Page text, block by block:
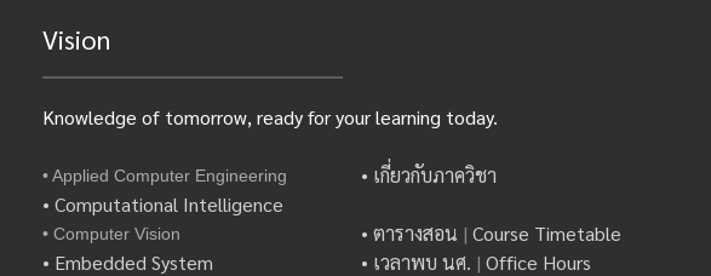
Vision
Knowledge of tomorrow, ready for your learning today.
• Applied Computer Engineering
• Computational Intelligence
• Computer Vision
• Embedded System
• เกี่ยวกับภาควิชา
• ตารางสอน | Course Timetable
• เวลาพบ นศ. | Office Hours